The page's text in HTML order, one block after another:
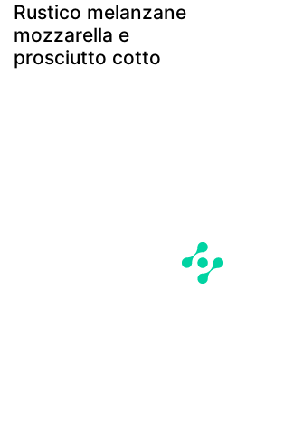
Rustico melanzane
mozzarella e
prosciutto cotto